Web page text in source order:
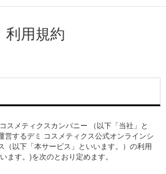
利用規約
メティクスカンパニー （以下「当社」と
営するデミ コスメティクス公式オンラインシ
（以下「本サービス」といいます。）の利用
ます。)を次のとおり定めます。